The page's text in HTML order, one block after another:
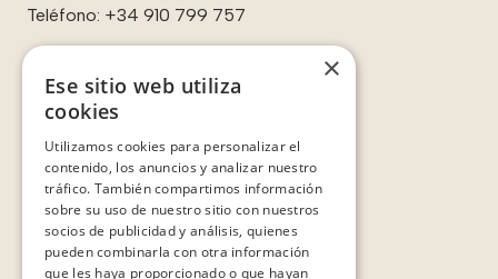
Teléfono: +34 910 799 757
Enlaces:
Contacto
Sobre nosotros
Casos de éxito
Testimonios
×
Ese sitio web utiliza
cookies
Utilizamos cookies para personalizar el
contenido, los anuncios y analizar nuestro
tráfico. También compartimos información
sobre su uso de nuestro sitio con nuestros
socios de publicidad y análisis, quienes
pueden combinarla con otra información
que les haya proporcionado o que hayan